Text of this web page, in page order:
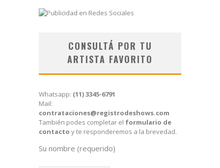
CONSULTÁ POR TU
ARTISTA FAVORITO
Whatsapp: (11) 3345-6791
Mail:
contrataciones@registrodeshows.com
También podes completar el formulario de
contacto y te responderemos a la brevedad.
Su nombre (requerido)